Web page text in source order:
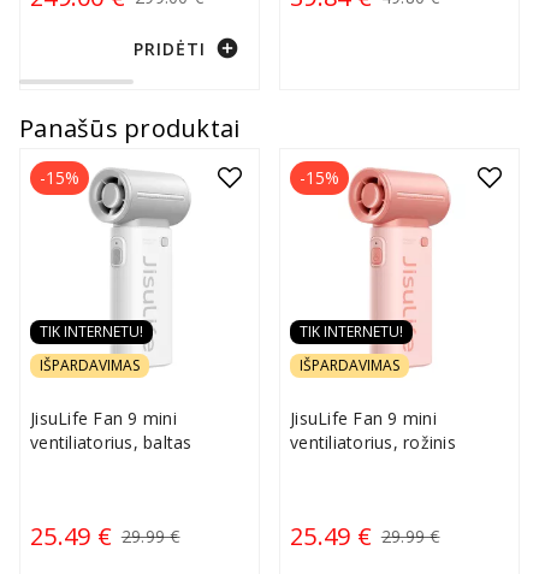
PRIDĖTI add_circle
Panašūs produktai
TIK INTERNETU!
IŠPARDAVIMAS
JisuLife Fan 9 mini
ventiliatorius, baltas
25.49 € 29.99 €
-15%
TIK INTERNETU!
IŠPARDAVIMAS
JisuLife Fan 9 mini
ventiliatorius, rožinis
25.49 € 29.99 €
-15%